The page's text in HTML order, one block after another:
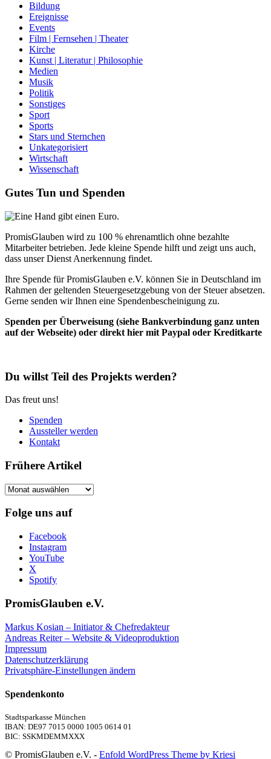
Bildung
Ereignisse
Events
Film | Fernsehen | Theater
Kirche
Kunst | Literatur | Philosophie
Medien
Musik
Politik
Sonstiges
Sport
Sports
Stars und Sternchen
Unkategorisiert
Wirtschaft
Wissenschaft
Gutes Tun und Spenden
PromisGlauben wird zu 100 % ehrenamtlich ohne bezahlte
Mitarbeiter betrieben. Jede kleine Spende hilft und zeigt uns auch,
dass unser Dienst Anerkennung findet.
Ihre Spende für PromisGlauben e.V. können Sie in Deutschland im
Rahmen der geltenden Steuergesetzgebung von der Steuer absetzen.
Gerne senden wir Ihnen eine Spendenbescheinigung zu.
Spenden per Überweisung (siehe Bankverbindung ganz unten
auf der Webseite) oder direkt hier mit Paypal oder Kreditkarte
Du willst Teil des Projekts werden?
Das freut uns!
Spenden
Aussteller werden
Kontakt
Frühere Artikel
Frühere
Folge uns auf
Facebook
Instagram
YouTube
X
Spotify
PromisGlauben e.V.
Markus Kosian – Initiator & Chefredakteur
Andreas Reiter – Website & Videoproduktion
Impressum
Datenschutzerklärung
Privatsphäre-Einstellungen ändern
Spendenkonto
Stadtsparkasse München
IBAN: DE97 7015 0000 1005 0614 01
BIC: SSKMDEMMXXX
© PromisGlauben e.V. - Enfold WordPress Theme by Kriesi